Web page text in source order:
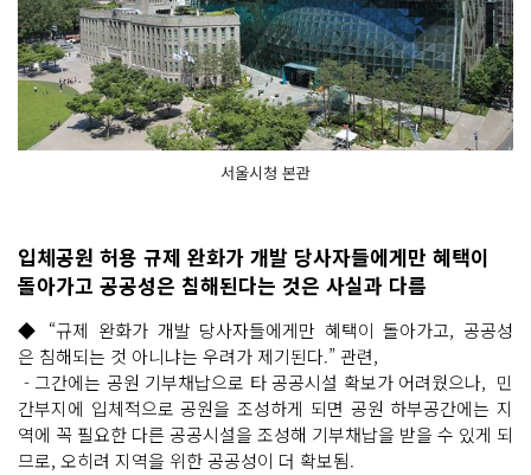
서울시청 본관
입체공원 허용 규제 완화가 개발 당사자들에게만 혜택이
돌아가고 공공성은 침해된다는 것은 사실과 다름
◆ “규제 완화가 개발 당사자들에게만 혜택이 돌아가고, 공공성
은 침해되는 것 아니냐는 우려가 제기된다.” 관련,
- 그간에는 공원 기부채납으로 타 공공시설 확보가 어려웠으나, 민
간부지에 입체적으로 공원을 조성하게 되면 공원 하부공간에는 지
역에 꼭 필요한 다른 공공시설을 조성해 기부채납을 받을 수 있게 되
므로, 오히려 지역을 위한 공공성이 더 확보됨.